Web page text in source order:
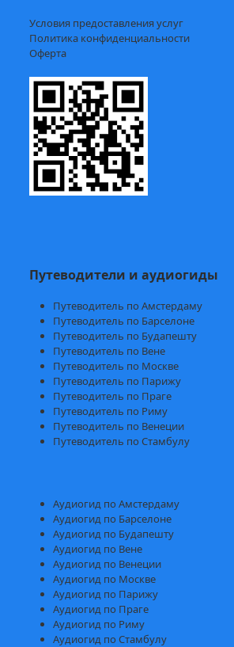
Условия предоставления услуг
Политика конфиденциальности
Оферта
Путеводители и аудиогиды
Путеводитель по Амстердаму
Путеводитель по Барселоне
Путеводитель по Будапешту
Путеводитель по Вене
Путеводитель по Москве
Путеводитель по Парижу
Путеводитель по Праге
Путеводитель по Риму
Путеводитель по Венеции
Путеводитель по Стамбулу
Аудиогид по Амстердаму
Аудиогид по Барселоне
Аудиогид по Будапешту
Аудиогид по Вене
Аудиогид по Венеции
Аудиогид по Москве
Аудиогид по Парижу
Аудиогид по Праге
Аудиогид по Риму
Аудиогид по Стамбулу